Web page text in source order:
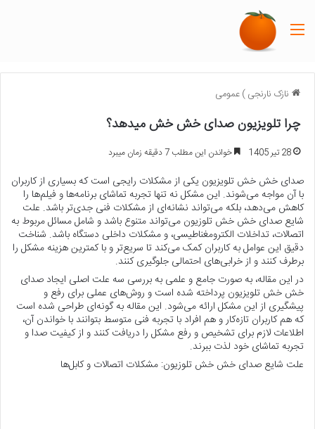
نازک نارنجی)عمومی
چرا تلویزیون صدای خش خش میدهد؟
28 تیر 1405 خواندن این مطلب 7 دقیقه زمان میبرد
صدای خش خش تلویزیون یکی از مشکلات رایجی است که بسیاری از کاربران
با آن مواجه می‌شوند. این مشکل نه تنها تجربه تماشای برنامه‌ها و فیلم‌ها را
کاهش می‌دهد، بلکه می‌تواند نشانه‌ای از مشکلات فنی جدی‌تر باشد. علت
شایع صدای خش خش تلوزیون می‌تواند متنوع باشد و شامل مسائل مربوط به
اتصالات، تداخلات الکترومغناطیسی، و مشکلات داخلی دستگاه باشد. شناخت
دقیق این عوامل به کاربران کمک می‌کند تا سریع‌تر و با کمترین هزینه مشکل را
برطرف کنند و از خرابی‌های احتمالی جلوگیری کنند.
در این مقاله، به صورت جامع و علمی به بررسی سه علت اصلی ایجاد صدای
خش خش تلویزیون پرداخته شده است و روش‌های عملی برای رفع و
پیشگیری از این مشکل ارائه می‌شود. این مقاله به گونه‌ای طراحی شده است
که هم کاربران تازه‌کار و هم افراد با تجربه فنی متوسط بتوانند با خواندن آن،
اطلاعات لازم برای تشخیص و رفع مشکل را دریافت کنند و از کیفیت صدا و
تجربه تماشای خود لذت ببرند.
علت شایع صدای خش خش تلوزیون: مشکلات اتصالات و کابل‌ها